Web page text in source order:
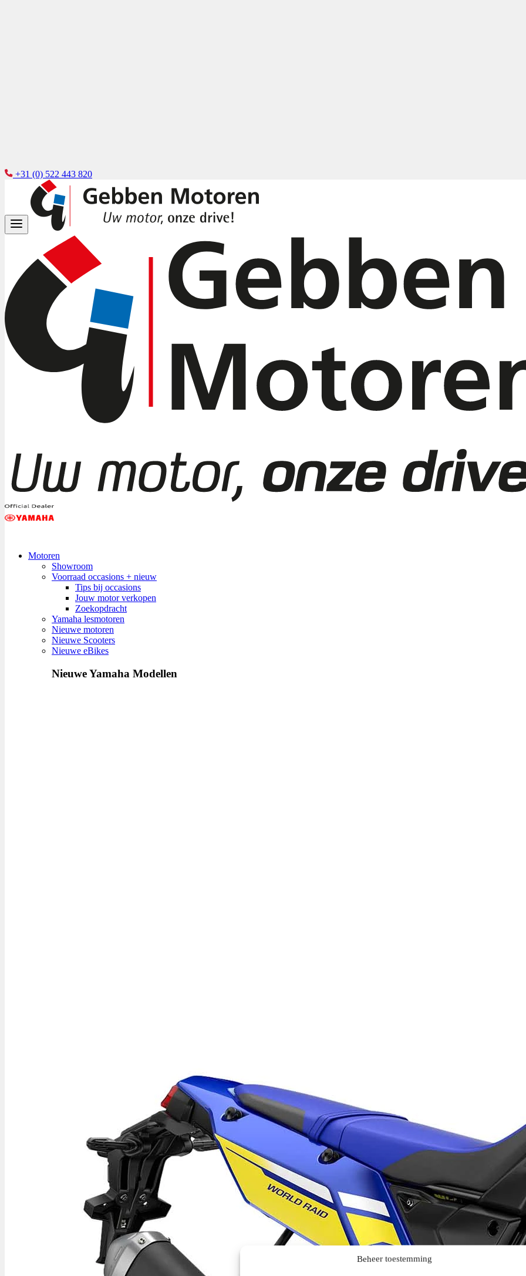
Beheer toestemming
+31 (0) 522 443 820
Motoren
Showroom
Voorraad occasions + nieuw
Tips bij occasions
Jouw motor verkopen
Zoekopdracht
Yamaha lesmotoren
Nieuwe motoren
Nieuwe Scooters
Nieuwe eBikes
Nieuwe Yamaha Modellen